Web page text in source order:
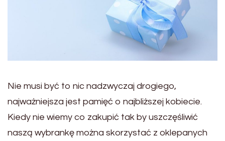
Nie musi być to nic nadzwyczaj drogiego,
najważniejsza jest pamięć o najbliższej kobiecie.
Kiedy nie wiemy co zakupić tak by uszczęśliwić
naszą wybrankę można skorzystać z oklepanych